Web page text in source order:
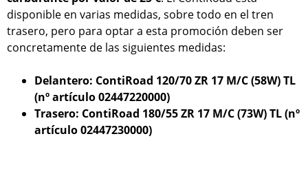
disponible en varias medidas, sobre todo en el tren
trasero, pero para optar a esta promoción deben ser
concretamente de las siguientes medidas:
Delantero: ContiRoad 120/70 ZR 17 M/C (58W) TL
(nº artículo 02447220000)
Trasero: ContiRoad 180/55 ZR 17 M/C (73W) TL (nº
artículo 02447230000)